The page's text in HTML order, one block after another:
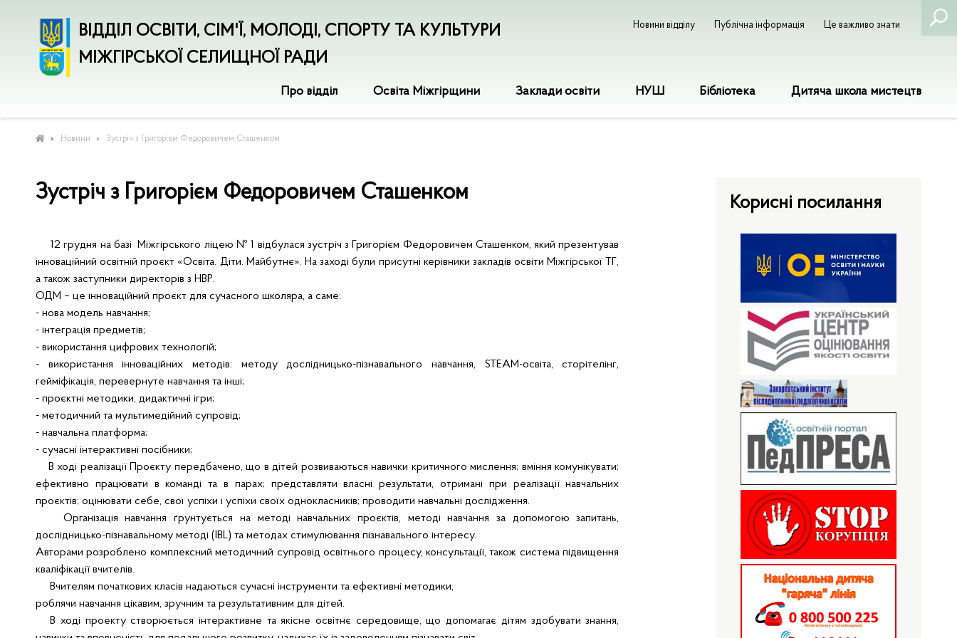
ВІДДІЛ ОСВІТИ, СІМ'Ї, МОЛОДІ, СПОРТУ ТА КУЛЬТУРИ
МІЖГІРСЬКОЇ СЕЛИЩНОЇ РАДИ
Новини відділу Публічна інформація Це важливо знати
Про відділ Освіта Міжгірщини Заклади освіти НУШ Бібліотека Дитяча школа мистецтв
Новини Зустріч з Григорієм Федоровичем Сташенком
Зустріч з Григорієм Федоровичем Сташенком
12 грудня на базі Міжгірського ліцею № 1 відбулася зустріч з Григорієм Федоровичем Сташенком, який презентував
інноваційний освітній проєкт «Освіта. Діти. Майбутнє». Назаході були присутні керівники закладів освіти Міжгірської ТГ,
а також заступники директорів з НВР.
ОДМ – це інноваційний проєкт для сучасного школяра, а саме:
- нова модель навчання;
- інтеграція предметів;
- використання цифрових технологій;
- використання інноваційних методів: методу дослідницько-пізнавального навчання, STEAM-освіта, сторітелінг,
гейміфікація, перевернуте навчання та інші;
- проєктні методики, дидактичні ігри;
- методичний та мультимедійний супровід;
- навчальна платформа;
- сучасні інтерактивні посібники;
В ході реалізації Проєкту передбачено, що в дітей розвиваються навички критичного мислення; вміння комунікувати;
ефективно працювати в команді та в парах; представляти власні результати, отримані при реалізації навчальних
проєктів; оцінювати себе, свої успіхи і успіхи своїх однокласників; проводити навчальні дослідження.
Організація навчання ґрунтується на методі навчальних проєктів, методі навчання за допомогою запитань,
дослідницько-пізнавальному методі (IBL) та методах стимулювання пізнавального інтересу.
Авторами розроблено комплексний методичний супровід освітнього процесу, консультації, також система підвищення
кваліфікації вчителів.
Вчителям початкових класів надаються сучасні інструменти та ефективні методики,
роблячи навчання цікавим, зручним та результативним для дітей.
В ході проекту створюється інтерактивне та якісне освітнє середовище, що допомагає дітям здобувати знання,
Корисні посилання